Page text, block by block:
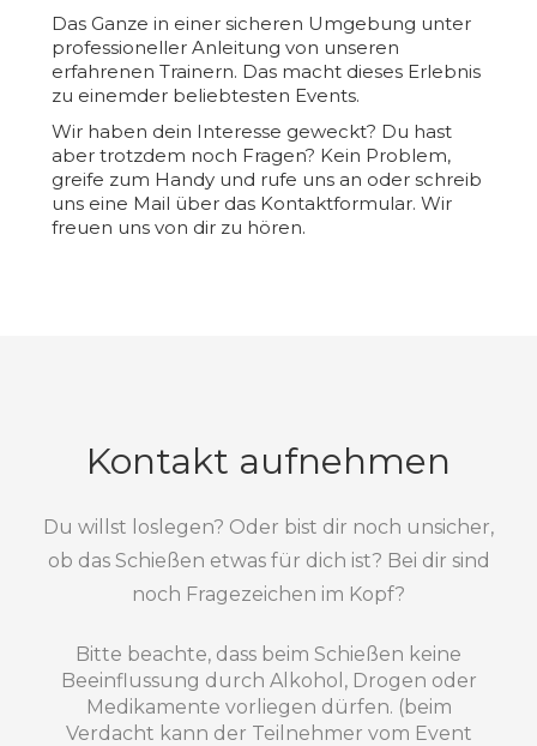
Das Ganze in einer sicheren Umgebung unter
professioneller Anleitung von unseren
erfahrenen Trainern. Das macht dieses Erlebnis
zu einemder beliebtesten Events.
Wir haben dein Interesse geweckt? Du hast
aber trotzdem noch Fragen? Kein Problem,
greife zum Handy und rufe uns an oder schreib
uns eine Mail über das Kontaktformular. Wir
freuen uns von dir zu hören.
Kontakt aufnehmen
Du willst loslegen? Oder bist dir noch unsicher,
ob das Schießen etwas für dich ist? Bei dir sind
noch Fragezeichen im Kopf?
Bitte beachte, dass beim Schießen keine
Beeinflussung durch Alkohol, Drogen oder
Medikamente vorliegen dürfen. (beim
Verdacht kann der Teilnehmer vom Event